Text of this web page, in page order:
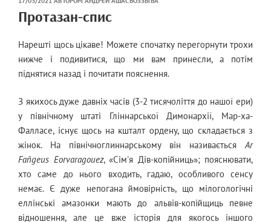
НА
Протазан-спис
Нарешті щось цікаве! Можете спочатку перегорнути трохи
нижче і подивитися, що ми вам принесли, а потім
піднятися назад і почитати пояснення.
З якихось дуже давніх часів (3-2 тисячоліття до нашої ери)
у північному штаті Гліннарської Димонархії, Мар-ха-
Фалласе, існує щось на кшталт ордену, що складається з
жінок. На північноглиннарському він називається Ar
Fañgeus Eorvaragouez, «Сім'я Дів-копійниць»; пояснювати,
хто саме до нього входить, гадаю, особливого сенсу
немає. Є дуже непогана ймовірність, що мілогологічні
еллінські амазонки мають до альвів-копійщиць певне
відношення, але це вже історія для якогось іншого